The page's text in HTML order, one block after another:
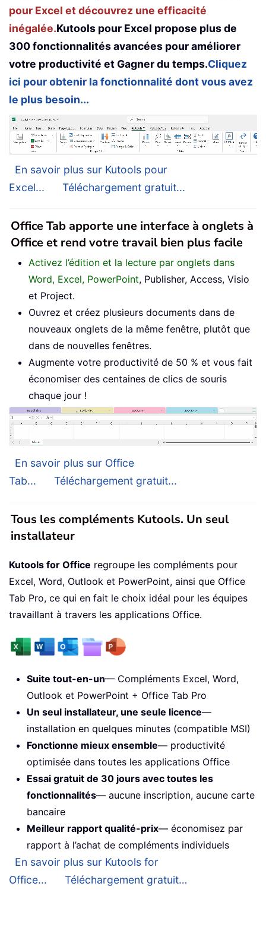
pour Excel et découvrez une efficacité
inégalée.Kutools pour Excel propose plus de
300 fonctionnalités avancées pour améliorer
votre productivité et Gagner du temps.Cliquez
ici pour obtenir la fonctionnalité dont vous avez
le plus besoin...
En savoir plus sur Kutools pour
Excel...
Téléchargement gratuit...
Office Tab apporte une interface à onglets à
Office et rend votre travail bien plus facile
Activez l’édition et la lecture par onglets dans
Word, Excel, PowerPoint, Publisher, Access, Visio
et Project.
Ouvrez et créez plusieurs documents dans de
nouveaux onglets de la même fenêtre, plutôt que
dans de nouvelles fenêtres.
Augmente votre productivité de 50 % et vous fait
économiser des centaines de clics de souris
chaque jour !
En savoir plus sur Office
Tab...
Téléchargement gratuit...
Tous les compléments Kutools. Un seul
installateur
Kutools for Office regroupe les compléments pour
Excel, Word, Outlook et PowerPoint, ainsi que Office
Tab Pro, ce qui en fait le choix idéal pour les équipes
travaillant à travers les applications Office.
Suite tout-en-un— Compléments Excel, Word,
Outlook et PowerPoint + Office Tab Pro
Un seul installateur, une seule licence—
installation en quelques minutes (compatible MSI)
Fonctionne mieux ensemble— productivité
optimisée dans toutes les applications Office
Essai gratuit de 30 jours avec toutes les
fonctionnalités— aucune inscription, aucune carte
bancaire
Meilleur rapport qualité-prix— économisez par
rapport à l’achat de compléments individuels
En savoir plus sur Kutools for
Office...
Téléchargement gratuit…